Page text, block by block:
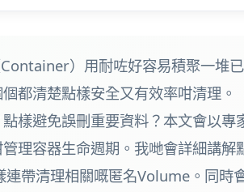
）用耐咗好容易積聚一堆
都清楚點樣安全又有效率咁清理
樣避免誤刪重要資料？本文會以
理容器生命週期。我哋會詳細講
帶清理相關嘅匿名Volume。同